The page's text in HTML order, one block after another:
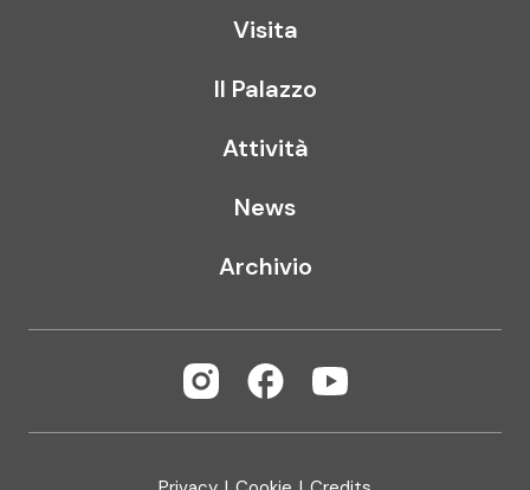
Visita
Il Palazzo
Attività
News
Archivio